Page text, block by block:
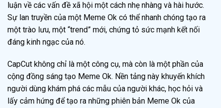
luận về các vấn đề xã hội một cách nhẹ nhàng và hài hước.
Sự lan truyền của một Meme Ok có thể nhanh chóng tạo ra
một trào lưu, một “trend” mới, chứng tỏ sức mạnh kết nối
đáng kinh ngạc của nó.
CapCut không chỉ là một công cụ, mà còn là một phần của
cộng đồng sáng tạo Meme Ok. Nền tảng này khuyến khích
người dùng khám phá các mẫu của người khác, học hỏi và
lấy cảm hứng để tạo ra những phiên bản Meme Ok của